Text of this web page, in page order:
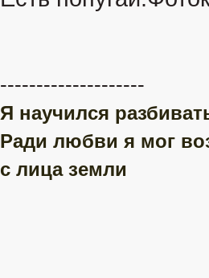
--------------------
Я научился
Ради любви я мог
с лица земли